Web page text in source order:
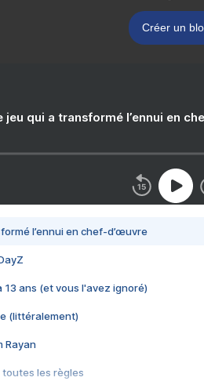
Créer un
jeu qui a transformé l’ennui en
l’ennui en chef-d’œuvre
13 ans (et vous l'avez ignoré)
(littéralement)
Rayan
toutes les règles